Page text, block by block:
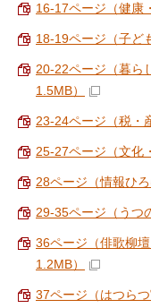
16-17ページ（健康
18-19ページ（子ど
20-22ページ（暮ら
1.5MB）
23-24ページ（税・
25-27ページ（文化
28ページ（情報ひ
29-35ページ（うつ
36ページ（俳歌柳
1.2MB）
37ページ（はつら